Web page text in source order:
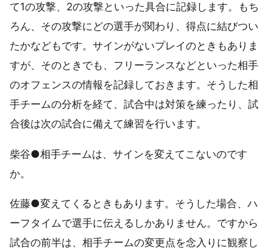
て1の攻撃、2の攻撃といった具合に記録します。もち
ろん、その攻撃にどの選手が関わり、得点に結びつい
たかなどもです。サインがないプレイのときもありま
すが、そのときでも、フリーランスなどといった相手
のオフェンスの情報を記録しておきます。そうした相
手チームの分析を経て、試合中は対策を練ったり、試
合後は次の試合に備えて練習を行います。
柴谷●相手チームは、サインを変えてこないのです
か。
佐藤●変えてくるときもあります。そうした場合、ハ
ーフタイムで選手に伝えるしかありません。ですから
試合の前半は、相手チームの変更点を念入りに観察し